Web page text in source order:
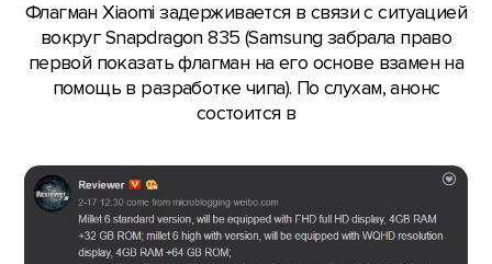
Флагман Xiaomi задерживается в связи с ситуацией
вокруг Snapdragon 835 (Samsung забрала право
первой показать флагман на его основе взамен на
помощь в разработке чипа). По слухам, анонс
состоится в